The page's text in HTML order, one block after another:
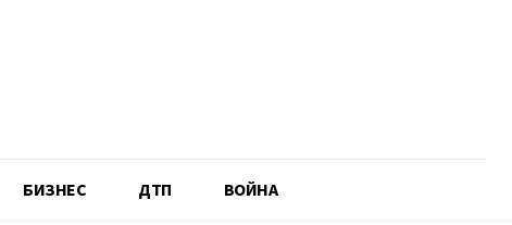
БИЗНЕС ДТП ВОЙНА